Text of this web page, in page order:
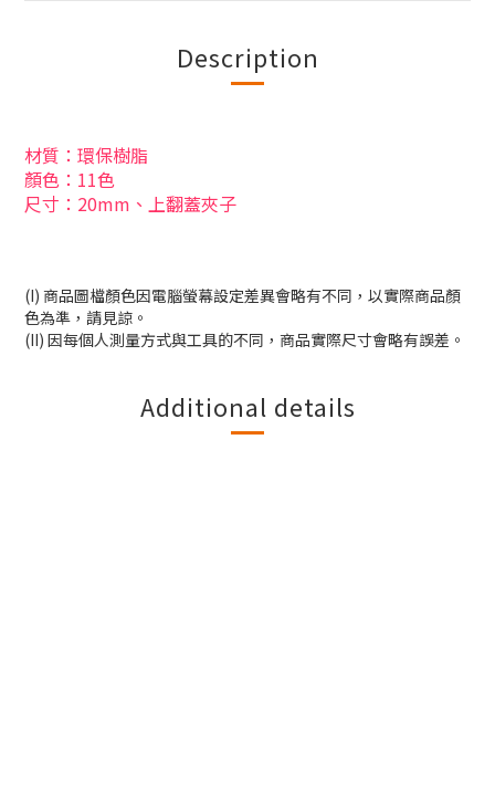
Description
材質 ：環保樹脂
顏色：11色
尺寸 ：20mm、上翻蓋夾子
(I) 商品圖檔顏色因電腦螢幕設定差異會略有不同，以實際商品顏
色為準，請見諒。
(II) 因每個人測量方式與工具的不同，商品實際尺寸會略有誤差。
Additional details